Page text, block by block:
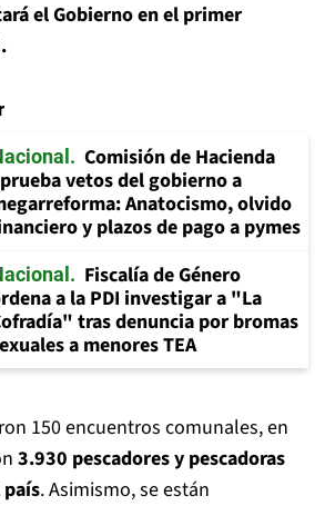
el Gobierno en el primer
Comisión de Hacienda
vetos del gobierno a
Anatocismo, olvido
y plazos de pago a pymes
Fiscalía de Género
a la PDI investigar a "La
tras denuncia por bromas
a menores TEA
150 encuentros comunales, en
3.930 pescadores y pescadoras
. Asimismo, se están